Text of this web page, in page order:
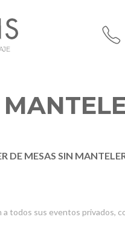
DE MESAS SIN
todos sus eventos privados,